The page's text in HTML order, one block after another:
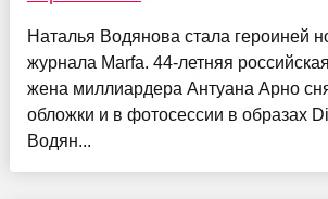
Наталья Водянова стала героиней
журнала Marfa. 44-летняя
жена миллиардера Антуана Арно
обложки и в фотосессии в образах
Водян...